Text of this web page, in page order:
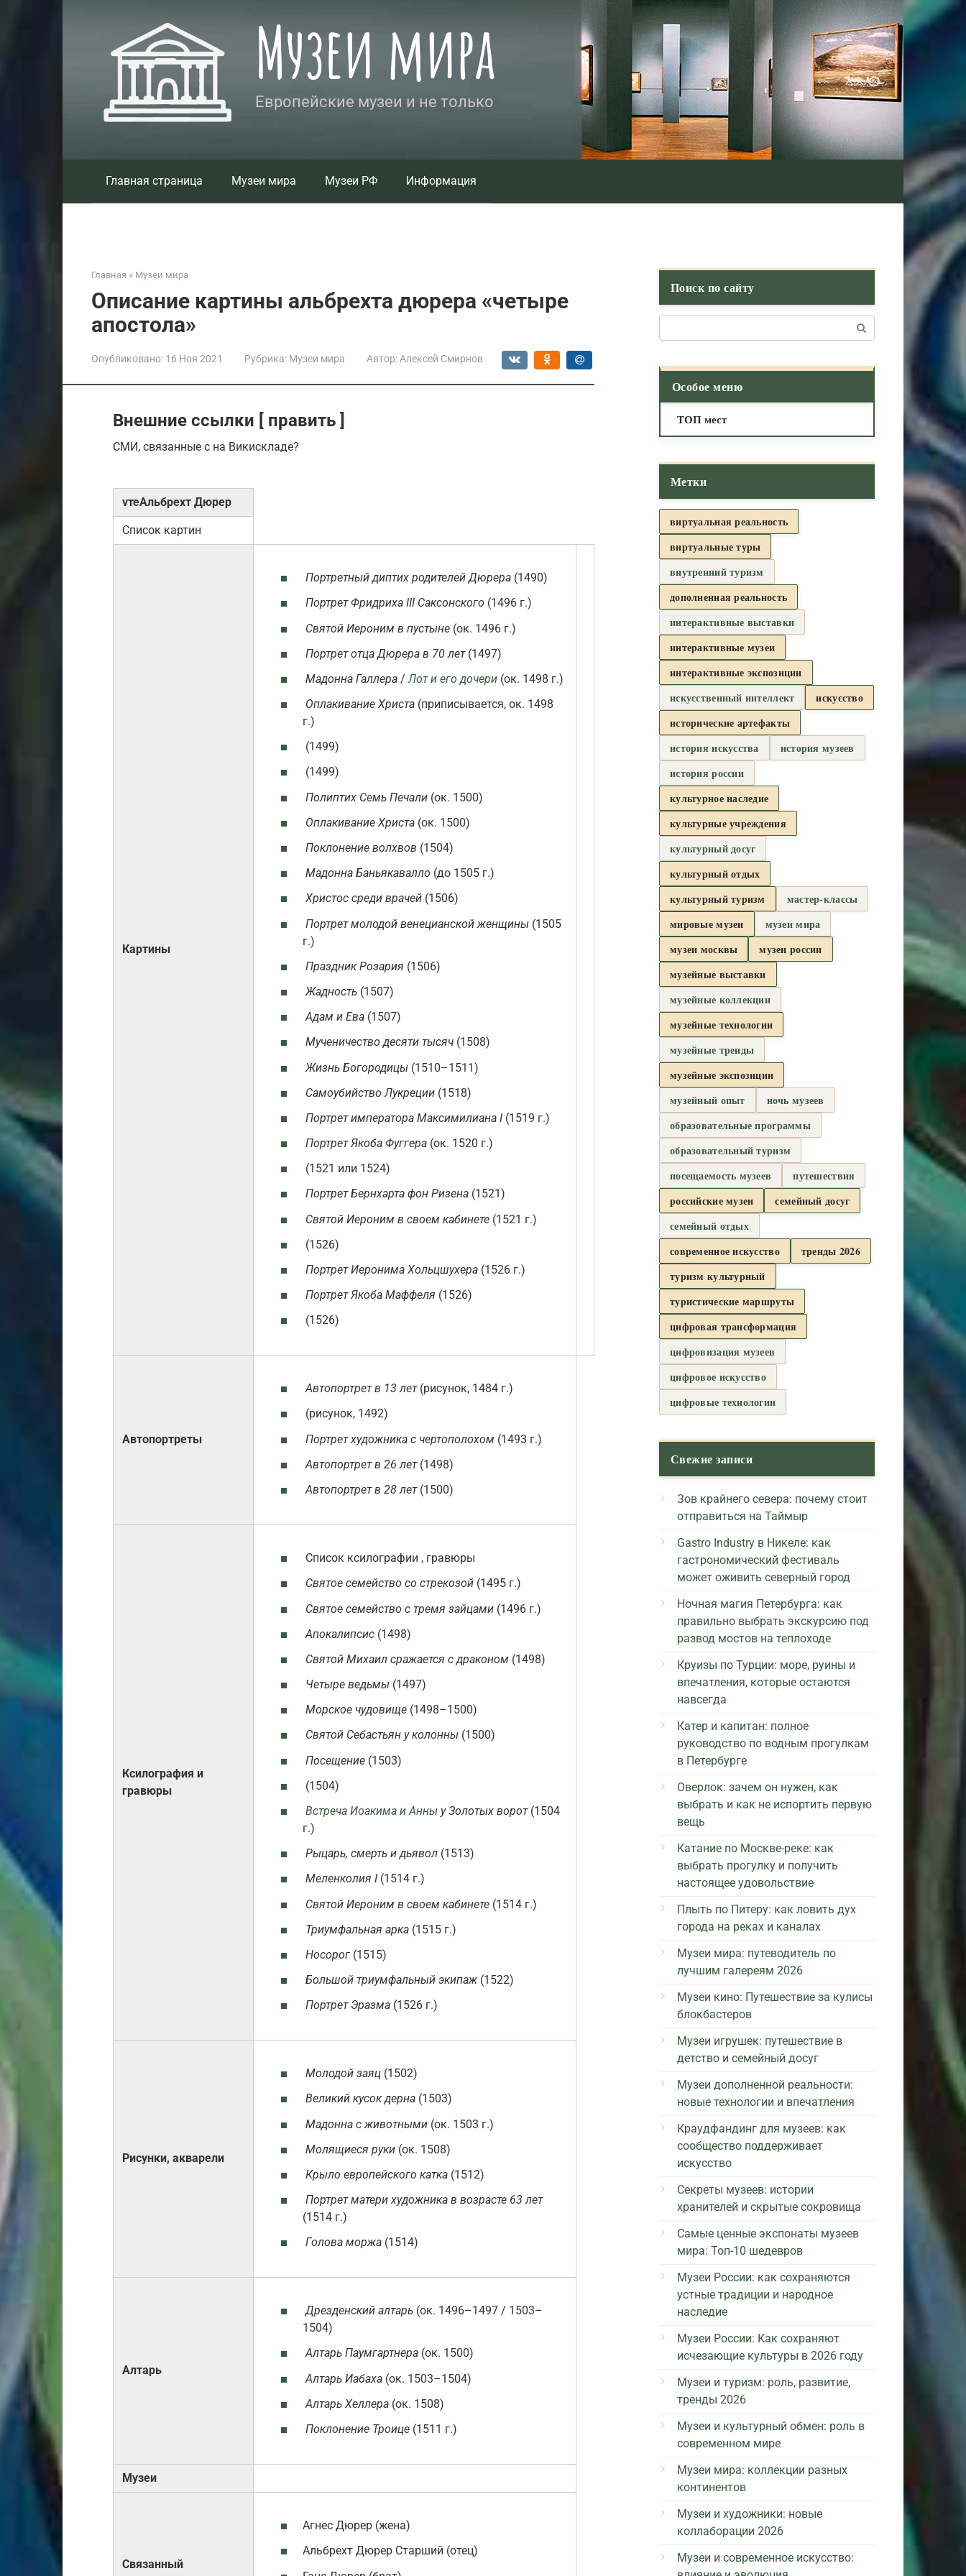
Музеи мира
Европейские музеи и не только
Главная страница Музеи мира Музеи РФ Информация
Главная » Музеи мира
Описание картины альбрехта дюрера «четыре
апостола»
Опубликовано: 16 Ноя 2021 Рубрика: Музеи мира Автор: Алексей Смирнов
Внешние ссылки [ править ]
СМИ, связанные с на Викискладе?
vтеАльбрехт Дюрер
Список картин
Картины
Портретный диптих родителей Дюрера (1490)
Портрет Фридриха III Саксонского (1496 г.)
Святой Иероним в пустыне (ок. 1496 г.)
Портрет отца Дюрера в 70 лет(1497)
Мадонна Галлера / Лот и его дочери (ок. 1498 г.)
Оплакивание Христа (приписывается, ок. 1498
г.)
(1499)
(1499)
Полиптих Семь Печали (ок. 1500)
Оплакивание Христа (ок. 1500)
Поклонение волхвов (1504)
Мадонна Баньякавалло (до 1505 г.)
Христос среди врачей (1506)
Портрет молодой венецианской женщины (1505
г.)
Праздник Розария (1506)
Жадность (1507)
Адам и Ева (1507)
Мученичество десяти тысяч (1508)
Жизнь Богородицы (1510–1511)
Самоубийство Лукреции (1518)
Портрет императора Максимилиана I (1519 г.)
Портрет Якоба Фуггера (ок. 1520 г.)
(1521 или 1524)
Портрет Бернхарта фон Ризена (1521)
Святой Иероним в своем кабинете (1521 г.)
(1526)
Портрет Иеронима Хольцшухера (1526 г.)
Портрет Якоба Маффеля (1526)
(1526)
Автопортреты
Автопортрет в 13 лет(рисунок, 1484 г.)
(рисунок, 1492)
Портрет художника с чертополохом (1493 г.)
Автопортрет в 26 лет(1498)
Автопортрет в 28 лет(1500)
Ксилография и
гравюры
Список ксилографии , гравюры
Святое семейство со стрекозой (1495 г.)
Святое семейство с тремя зайцами (1496 г.)
Апокалипсис (1498)
Святой Михаил сражается с драконом (1498)
Четыре ведьмы (1497)
Морское чудовище (1498–1500)
Святой Себастьян у колонны (1500)
Посещение (1503)
(1504)
Встреча Иоакима и Анны у Золотых ворот(1504
г.)
Рыцарь, смерть и дьявол (1513)
Меленколия I (1514 г.)
Святой Иероним в своем кабинете (1514 г.)
Триумфальная арка (1515 г.)
Носорог (1515)
Большой триумфальный экипаж (1522)
Портрет Эразма (1526 г.)
Рисунки, акварели
Молодой заяц (1502)
Великий кусок дерна (1503)
Мадонна с животными (ок. 1503 г.)
Молящиеся руки (ок. 1508)
Крыло европейского катка (1512)
Портрет матери художника в возрасте 63 лет
(1514 г.)
Голова моржа (1514)
Алтарь
Дрезденский алтарь (ок. 1496–1497 / 1503–
1504)
Алтарь Паумгартнера (ок. 1500)
Алтарь Иабаха (ок. 1503–1504)
Алтарь Хеллера (ок. 1508)
Поклонение Троице (1511 г.)
Музеи
Связанный
Агнес Дюрер (жена)
Альбрехт Дюрер Старший (отец)
Поиск по сайту
Особое меню
ТОП мест
Метки
виртуальная реальность
виртуальные туры
внутренний туризм
дополненная реальность
интерактивные выставки
интерактивные музеи
интерактивные экспозиции
искусственный интеллект
искусство
исторические артефакты
история искусства
история музеев
история россии
культурное наследие
культурные учреждения
культурный досуг
культурный отдых
культурный туризм
мастер-классы
мировые музеи
музеи мира
музеи москвы
музеи россии
музейные выставки
музейные коллекции
музейные технологии
музейные тренды
музейные экспозиции
музейный опыт
ночь музеев
образовательные программы
образовательный туризм
посещаемость музеев
путешествия
российские музеи
семейный досуг
семейный отдых
современное искусство
тренды 2026
туризм культурный
туристические маршруты
цифровая трансформация
цифровизация музеев
цифровое искусство
цифровые технологии
Свежие записи
Зов крайнего севера: почему стоит
отправиться на Таймыр
Gastro Industry в Никеле: как
гастрономический фестиваль
может оживить северный город
Ночная магия Петербурга: как
правильно выбрать экскурсию под
развод мостов на теплоходе
Круизы по Турции: море, руины и
впечатления, которые остаются
навсегда
Катер и капитан: полное
руководство по водным прогулкам
в Петербурге
Оверлок: зачем он нужен, как
выбрать и как не испортить первую
вещь
Катание по Москве-реке: как
выбрать прогулку и получить
настоящее удовольствие
Плыть по Питеру: как ловить дух
города на реках и каналах
Музеи мира: путеводитель по
лучшим галереям 2026
Музеи кино: Путешествие за кулисы
блокбастеров
Музеи игрушек: путешествие в
детство и семейный досуг
Музеи дополненной реальности:
новые технологии и впечатления
Краудфандинг для музеев: как
сообщество поддерживает
искусство
Секреты музеев: истории
хранителей и скрытые сокровища
Самые ценные экспонаты музеев
мира: Топ-10 шедевров
Музеи России: как сохраняются
устные традиции и народное
наследие
Музеи России: Как сохраняют
исчезающие культуры в 2026 году
Музеи и туризм: роль, развитие,
тренды 2026
Музеи и культурный обмен: роль в
современном мире
Музеи мира: коллекции разных
континентов
Музеи и художники: новые
коллаборации 2026
Музеи и современное искусство: